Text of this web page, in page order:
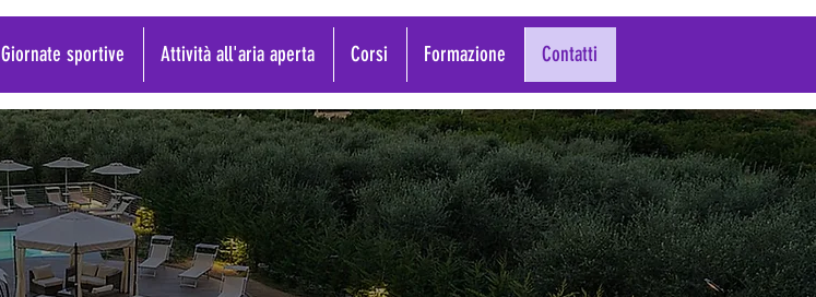
Giornate sportive Attività all'aria aperta Corsi Formazione Contatti